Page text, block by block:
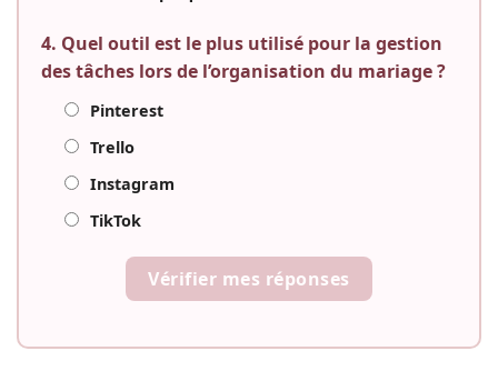
4. Quel outil est le plus utilisé pour la gestion
des tâches lors de l’organisation du mariage ?
Pinterest
Trello
Instagram
TikTok
Vérifier mes réponses